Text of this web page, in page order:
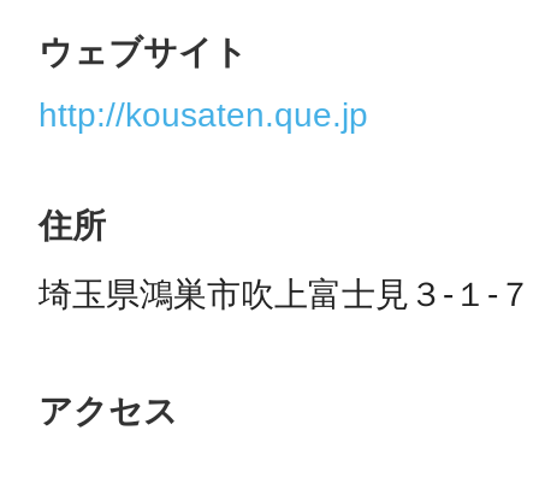
ウェブサイト
http://kousaten.que.jp
住所
埼玉県鴻巣市吹上富士見３-１-７
アクセス